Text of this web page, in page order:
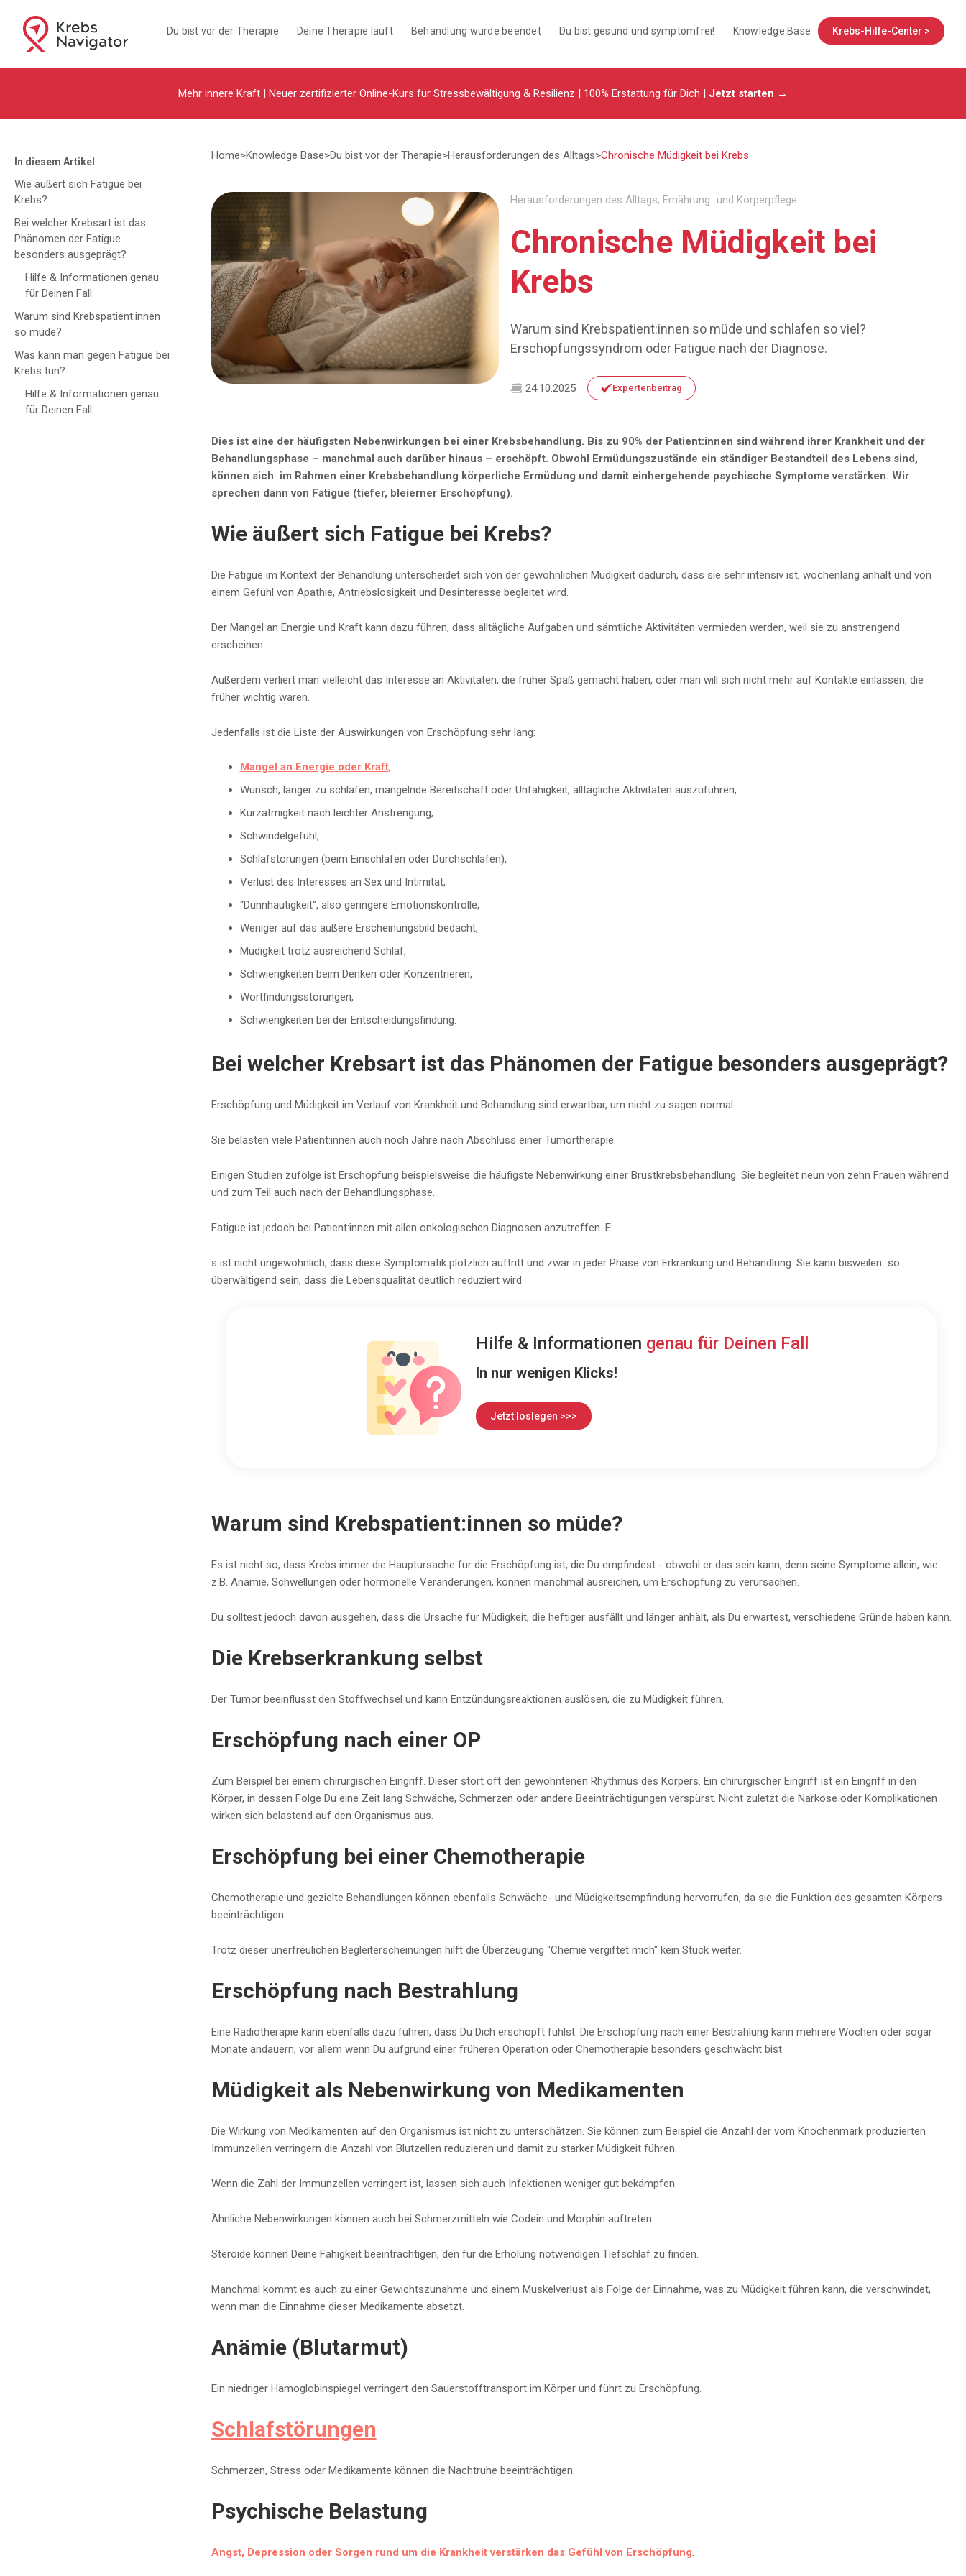
Du bist vor der Therapie Deine Therapie läuft Behandlung wurde beendet Du bist gesund und symptomfrei! Knowledge Base Krebs-Hilfe-Center >
Mehr innere Kraft | Neuer zertifizierter Online-Kurs für Stressbewältigung & Resilienz | 100% Erstattung für Dich | Jetzt starten →
In diesem Artikel
Wie äußert sich Fatigue bei
Krebs?
Bei welcher Krebsart ist das
Phänomen der Fatigue
besonders ausgeprägt?
Hilfe & Informationen genau
für Deinen Fall
Warum sind Krebspatient:innen
so müde?
Was kann man gegen Fatigue bei
Krebs tun?
Hilfe & Informationen genau
für Deinen Fall
Home>Knowledge Base>Du bist vor der Therapie>Herausforderungen des Alltags>Chronische Müdigkeit bei Krebs
Herausforderungen des Alltags, Ernährung und Körperpflege
Chronische Müdigkeit bei
Krebs
Warum sind Krebspatient:innen so müde und schlafen so viel?
Erschöpfungssyndrom oder Fatigue nach der Diagnose.
24.10.2025 Expertenbeitrag
Dies ist eine der häufigsten Nebenwirkungen bei einer Krebsbehandlung. Bis zu 90% der Patient:innen sind während ihrer Krankheit und der
Behandlungsphase – manchmal auch darüber hinaus – erschöpft. Obwohl Ermüdungszustände ein ständiger Bestandteil des Lebens sind,
können sich im Rahmen einer Krebsbehandlung körperliche Ermüdung und damit einhergehende psychische Symptome verstärken. Wir
sprechen dann von Fatigue (tiefer, bleierner Erschöpfung).
Wie äußert sich Fatigue bei Krebs?
Die Fatigue im Kontext der Behandlung unterscheidet sich von der gewöhnlichen Müdigkeit dadurch, dass sie sehr intensiv ist, wochenlang anhält und von
einem Gefühl von Apathie, Antriebslosigkeit und Desinteresse begleitet wird.
Der Mangel an Energie und Kraft kann dazu führen, dass alltägliche Aufgaben und sämtliche Aktivitäten vermieden werden, weil sie zu anstrengend
erscheinen.
Außerdem verliert man vielleicht das Interesse an Aktivitäten, die früher Spaß gemacht haben, oder man will sich nicht mehr auf Kontakte einlassen, die
früher wichtig waren.
Jedenfalls ist die Liste der Auswirkungen von Erschöpfung sehr lang:
Mangel an Energie oder Kraft,
Wunsch, länger zu schlafen, mangelnde Bereitschaft oder Unfähigkeit, alltägliche Aktivitäten auszuführen,
Kurzatmigkeit nach leichter Anstrengung,
Schwindelgefühl,
Schlafstörungen (beim Einschlafen oder Durchschlafen),
Verlust des Interesses an Sex und Intimität,
“Dünnhäutigkeit”, also geringere Emotionskontrolle,
Weniger auf das äußere Erscheinungsbild bedacht,
Müdigkeit trotz ausreichend Schlaf,
Schwierigkeiten beim Denken oder Konzentrieren,
Wortfindungsstörungen,
Schwierigkeiten bei der Entscheidungsfindung.
Bei welcher Krebsart ist das Phänomen der Fatigue besonders ausgeprägt?
Erschöpfung und Müdigkeit im Verlauf von Krankheit und Behandlung sind erwartbar, um nicht zu sagen normal.
Sie belasten viele Patient:innen auch noch Jahre nach Abschluss einer Tumortherapie.
Einigen Studien zufolge ist Erschöpfung beispielsweise die häufigste Nebenwirkung einer Brustkrebsbehandlung. Sie begleitet neun von zehn Frauen während
und zum Teil auch nach der Behandlungsphase.
Fatigue ist jedoch bei Patient:innen mit allen onkologischen Diagnosen anzutreffen. E
s ist nicht ungewöhnlich, dass diese Symptomatik plötzlich auftritt und zwar in jeder Phase von Erkrankung und Behandlung. Sie kann bisweilen so
überwältigend sein, dass die Lebensqualität deutlich reduziert wird.
Hilfe & Informationen genau für Deinen Fall
In nur wenigen Klicks!
Jetzt loslegen >>>
Warum sind Krebspatient:innen so müde?
Es ist nicht so, dass Krebs immer die Hauptursache für die Erschöpfung ist, die Du empfindest - obwohl er das sein kann, denn seine Symptome allein, wie
z.B. Anämie, Schwellungen oder hormonelle Veränderungen, können manchmal ausreichen, um Erschöpfung zu verursachen.
Du solltest jedoch davon ausgehen, dass die Ursache für Müdigkeit, die heftiger ausfällt und länger anhält, als Du erwartest, verschiedene Gründe haben kann.
Die Krebserkrankung selbst
Der Tumor beeinflusst den Stoffwechsel und kann Entzündungsreaktionen auslösen, die zu Müdigkeit führen.
Erschöpfung nach einer OP
Zum Beispiel bei einem chirurgischen Eingriff. Dieser stört oft den gewohntenen Rhythmus des Körpers. Ein chirurgischer Eingriff ist ein Eingriff in den
Körper, in dessen Folge Du eine Zeit lang Schwäche, Schmerzen oder andere Beeinträchtigungen verspürst. Nicht zuletzt die Narkose oder Komplikationen
wirken sich belastend auf den Organismus aus.
Erschöpfung bei einer Chemotherapie
Chemotherapie und gezielte Behandlungen können ebenfalls Schwäche- und Müdigkeitsempfindung hervorrufen, da sie die Funktion des gesamten Körpers
beeinträchtigen.
Trotz dieser unerfreulichen Begleiterscheinungen hilft die Überzeugung "Chemie vergiftet mich" kein Stück weiter.
Erschöpfung nach Bestrahlung
Eine Radiotherapie kann ebenfalls dazu führen, dass Du Dich erschöpft fühlst. Die Erschöpfung nach einer Bestrahlung kann mehrere Wochen oder sogar
Monate andauern, vor allem wenn Du aufgrund einer früheren Operation oder Chemotherapie besonders geschwächt bist.
Müdigkeit als Nebenwirkung von Medikamenten
Die Wirkung von Medikamenten auf den Organismus ist nicht zu unterschätzen. Sie können zum Beispiel die Anzahl der vom Knochenmark produzierten
Immunzellen verringern die Anzahl von Blutzellen reduzieren und damit zu starker Müdigkeit führen.
Wenn die Zahl der Immunzellen verringert ist, lassen sich auch Infektionen weniger gut bekämpfen.
Ähnliche Nebenwirkungen können auch bei Schmerzmitteln wie Codein und Morphin auftreten.
Steroide können Deine Fähigkeit beeinträchtigen, den für die Erholung notwendigen Tiefschlaf zu finden.
Manchmal kommt es auch zu einer Gewichtszunahme und einem Muskelverlust als Folge der Einnahme, was zu Müdigkeit führen kann, die verschwindet,
wenn man die Einnahme dieser Medikamente absetzt.
Anämie (Blutarmut)
Ein niedriger Hämoglobinspiegel verringert den Sauerstofftransport im Körper und führt zu Erschöpfung.
Schlafstörungen
Schmerzen, Stress oder Medikamente können die Nachtruhe beeinträchtigen.
Psychische Belastung
Angst, Depression oder Sorgen rund um die Krankheit verstärken das Gefühl von Erschöpfung.